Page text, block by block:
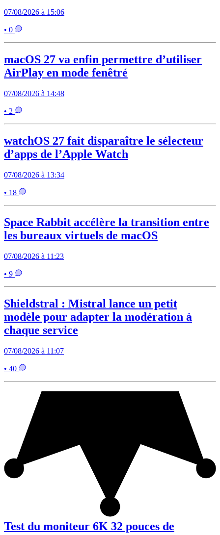
07/08/2026 à 15:06
• 0
macOS 27 va enfin permettre d’utiliser
AirPlay en mode fenêtré
07/08/2026 à 14:48
• 2
watchOS 27 fait disparaître le sélecteur
d’apps de l’Apple Watch
07/08/2026 à 13:34
• 18
Space Rabbit accélère la transition entre
les bureaux virtuels de macOS
07/08/2026 à 11:23
• 9
Shieldstral : Mistral lance un petit
modèle pour adapter la modération à
chaque service
07/08/2026 à 11:07
• 40
Test du moniteur 6K 32 pouces de